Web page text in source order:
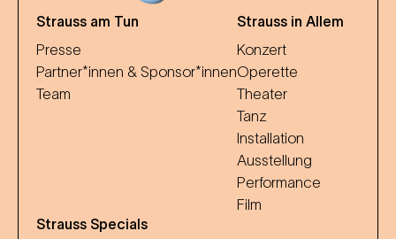
Strauss am Tun
Presse
Partner*innen & Sponsor*innen
Team
Strauss in Allem
Konzert
Operette
Theater
Tanz
Installation
Ausstellung
Performance
Film
Strauss Specials